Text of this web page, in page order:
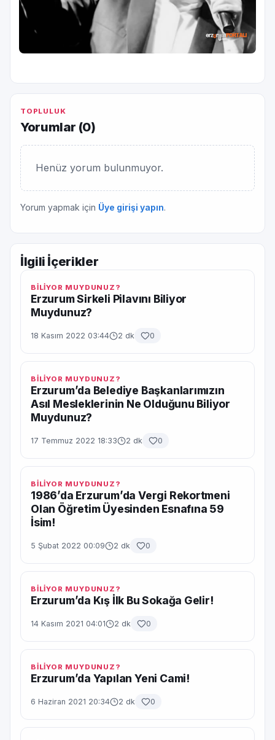
TOPLULUK
Yorumlar (0)
Henüz yorum bulunmuyor.
Yorum yapmak için Üye girişi yapın.
İlgili İçerikler
BİLİYOR MUYDUNUZ?
Erzurum Sirkeli Pilavını Biliyor
Muydunuz?
18 Kasım 2022 03:44 2 dk 0
BİLİYOR MUYDUNUZ?
Erzurum’da Belediye Başkanlarımızın
Asıl Mesleklerinin Ne Olduğunu Biliyor
Muydunuz?
17 Temmuz 2022 18:33 2 dk 0
BİLİYOR MUYDUNUZ?
1986’da Erzurum’da Vergi Rekortmeni
Olan Öğretim Üyesinden Esnafına 59
İsim!
5 Şubat 2022 00:09 2 dk 0
BİLİYOR MUYDUNUZ?
Erzurum’da Kış İlk Bu Sokağa Gelir!
14 Kasım 2021 04:01 2 dk 0
BİLİYOR MUYDUNUZ?
Erzurum’da Yapılan Yeni Cami!
6 Haziran 2021 20:34 2 dk 0